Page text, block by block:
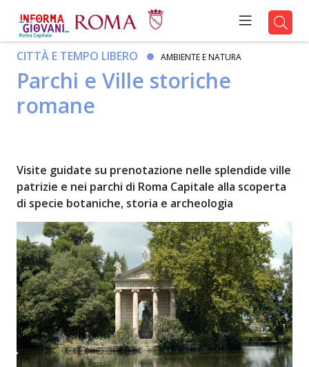
CITTÀ E TEMPO LIBERO AMBIENTE E NATURA
Parchi e Ville storiche
romane
Visite guidate su prenotazione nelle splendide ville
patrizie e nei parchi di Roma Capitale alla scoperta
di specie botaniche, storia e archeologia